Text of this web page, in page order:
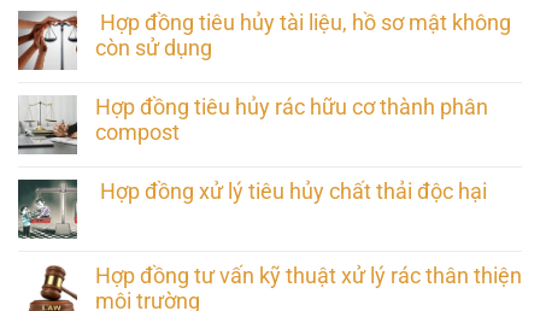
Hợp đồng tiêu hủy tài liệu, hồ sơ mật không
còn sử dụng
Hợp đồng tiêu hủy rác hữu cơ thành phân
compost
Hợp đồng xử lý tiêu hủy chất thải độc hại
Hợp đồng tư vấn kỹ thuật xử lý rác thân thiện
môi trường